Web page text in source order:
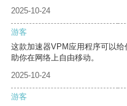
2025-10-24
游客
这款加速器VPM应用程序可以
助你在网络上自由移动。
2025-10-24
游客